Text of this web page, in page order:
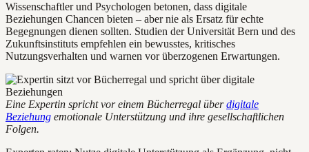
Wissenschaftler und Psychologen betonen, dass digitale
Beziehungen Chancen bieten – aber nie als Ersatz für echte
Begegnungen dienen sollten. Studien der Universität Bern und des
Zukunftsinstituts empfehlen ein bewusstes, kritisches
Nutzungsverhalten und warnen vor überzogenen Erwartungen.
Eine Expertin spricht vor einem Bücherregal überdigitale
Beziehung emotionale Unterstützung und ihre gesellschaftlichen
Folgen.